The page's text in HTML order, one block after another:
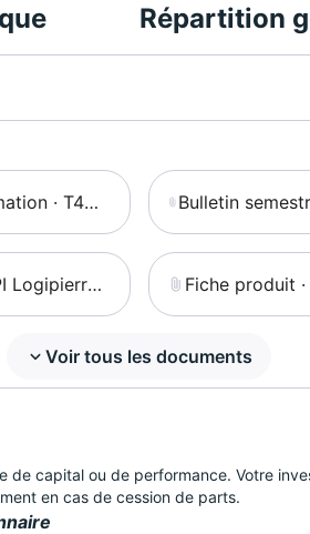
Répartition
· T4
Bulletin
2023 · SCPI
Logipierre
Fiche produit
Voir tous les documents
de capital ou de performance. Votre
en cas de cession de parts.